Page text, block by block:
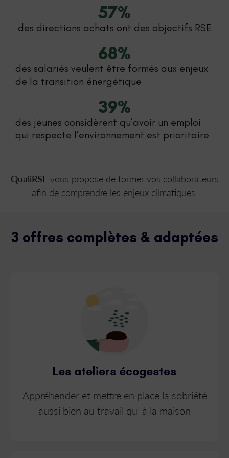
des directions achats ont des objectifs RSE
57%
des salariés veulent être formés aux enjeux
de la transition énergétique
68%
des jeunes considèrent qu’avoir un emploi
qui respecte l’environnement est prioritaire
39%
QualiRSEvous propose de former vos collaborateurs
afin de comprendre les enjeux climatiques.
3 offres complètes & adaptées
Les ateliers écogestes
Appréhender et mettre en place la sobriété
aussi bien au travail qu’ à la maison